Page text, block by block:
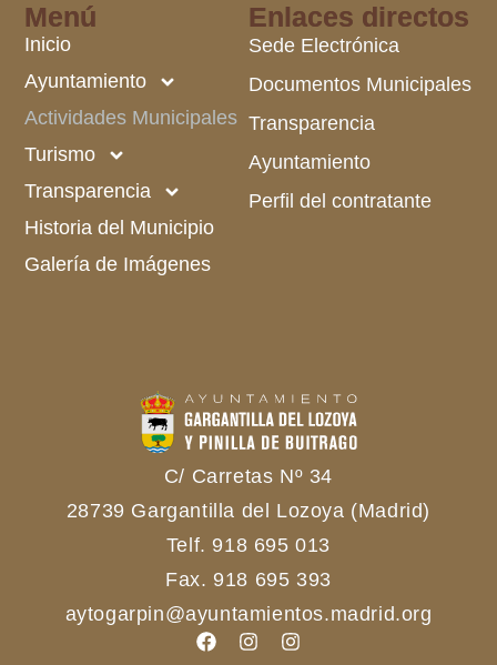
C/ Carretas Nº 34
28739 Gargantilla del Lozoya (Madrid)
Telf. 918 695 013
Fax. 918 695 393
aytogarpin@ayuntamientos.madrid.org
Enlaces directos
Sede Electrónica
Documentos Municipales
Transparencia
Ayuntamiento
Perfil del contratante
Menú
Inicio
Ayuntamiento
Actividades Municipales
Turismo
Transparencia
Historia del Municipio
Galería de Imágenes